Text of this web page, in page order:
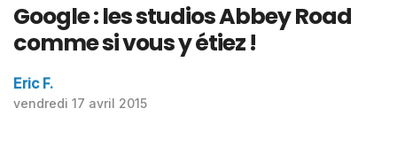
Google : les studios Abbey Road
comme si vous y étiez !
Eric F.
vendredi 17 avril 2015